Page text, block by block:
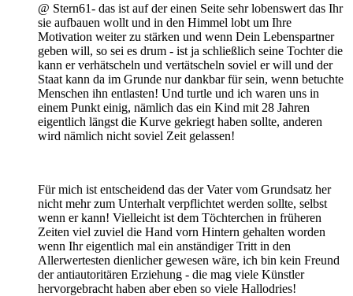
@ Stern61- das ist auf der einen Seite sehr lobenswert das Ihr
sie aufbauen wollt und in den Himmel lobt um Ihre
Motivation weiter zu stärken und wenn Dein Lebenspartner
geben will, so sei es drum - ist ja schließlich seine Tochter die
kann er verhätscheln und vertätscheln soviel er will und der
Staat kann da im Grunde nur dankbar für sein, wenn betuchte
Menschen ihn entlasten! Und turtle und ich waren uns in
einem Punkt einig, nämlich das ein Kind mit 28 Jahren
eigentlich längst die Kurve gekriegt haben sollte, anderen
wird nämlich nicht soviel Zeit gelassen!
Für mich ist entscheidend das der Vater vom Grundsatz her
nicht mehr zum Unterhalt verpflichtet werden sollte, selbst
wenn er kann! Vielleicht ist dem Töchterchen in früheren
Zeiten viel zuviel die Hand vorn Hintern gehalten worden
wenn Ihr eigentlich mal ein anständiger Tritt in den
Allerwertesten dienlicher gewesen wäre, ich bin kein Freund
der antiautoritären Erziehung - die mag viele Künstler
hervorgebracht haben aber eben so viele Hallodries!